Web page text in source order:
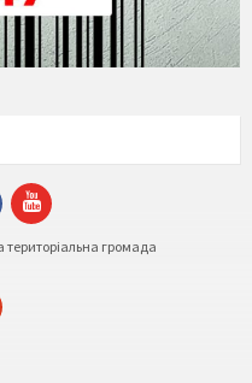
YouTube
територіальна громада